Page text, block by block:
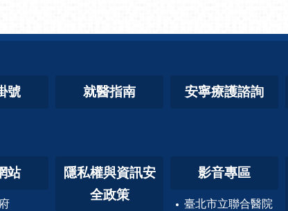
號 就醫指南 安寧療護諮詢
站
隱私權與資訊安
全政策
影音專區
臺北市立聯合醫院